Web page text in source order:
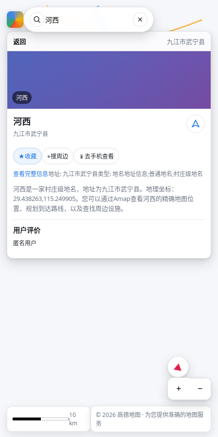
返回 九江市武宁县
河西
河西
九江市武宁县
★收藏 ⌖搜周边 📱 去手机查看
查看完整信息地址: 九江市武宁县类型: 地名地址信息;普通地名;村庄级地名
河西是一家村庄级地名，地址为九江市武宁县。地理坐标：
29.438263,115.249905。您可以通过Amap查看河西的精确地图位
置、规划到达路线，以及查找周边设施。
用户评价
匿名用户
+ −
10
km
© 2026 高德地图 · 为您提供准确的地图服
务